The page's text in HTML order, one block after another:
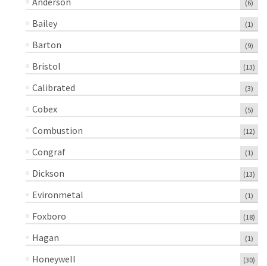
(6)
Bailey (1)
Barton (9)
Bristol (13)
Calibrated (3)
Cobex (5)
Combustion (12)
Congraf (1)
Dickson (13)
Evironmetal (1)
Foxboro (18)
Hagan (1)
Honeywell (30)